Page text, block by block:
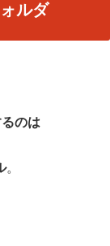
ルダ
のは
。